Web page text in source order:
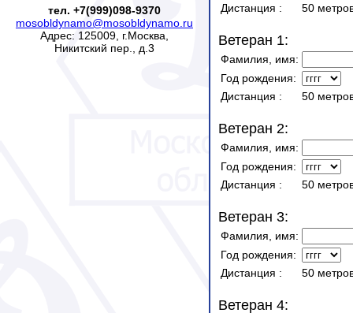
тел. +7(999)098-9370
mosobldynamo@mosobldynamo.ru
Адрес: 125009, г.Москва,
Никитский пер., д.3
Дистанция : 50
Ветеран 1:
Фамилия, имя:
Год рождения:
Дистанция : 50
Ветеран 2:
Фамилия, имя:
Год рождения:
Дистанция : 50
Ветеран 3:
Фамилия, имя:
Год рождения:
Дистанция : 50
Ветеран 4: